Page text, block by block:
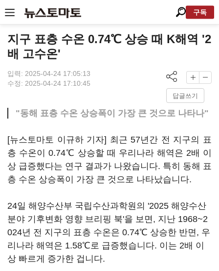
구독
지구 표층 수온 0.74℃ 상승 때 K해역 '2
배 고수온'
입력: 2025-04-24 17:05:13
수정: 2025-04-24 17:10:45
답글쓰기
"동해 표층 수온 상승폭이 가장 큰 것으로 나타나"
[뉴스토마토 이규하 기자] 최근 57년간 전 지구의 표
층 수온이 0.74℃ 상승할 때 우리나라 해역은 2배 이
상 급증했다는 연구 결과가 나왔습니다. 특히 동해 표
층 수온 상승폭이 가장 큰 것으로 나타났습니다.
24일 해양수산부 국립수산과학원의 '2025 해양수산
분야 기후변화 영향 브리핑 북'을 보면, 지난 1968~2
024년 전 지구의 표층 수온은 0.74℃ 상승한 반면, 우
리나라 해역은 1.58℃로 급증했습니다. 이는 2배 이
상 빠르게 증가한 겁니다.